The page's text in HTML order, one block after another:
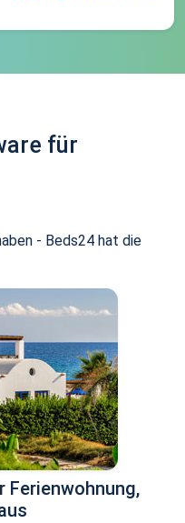
für
- Beds24 hat die
Ferienwohnung,